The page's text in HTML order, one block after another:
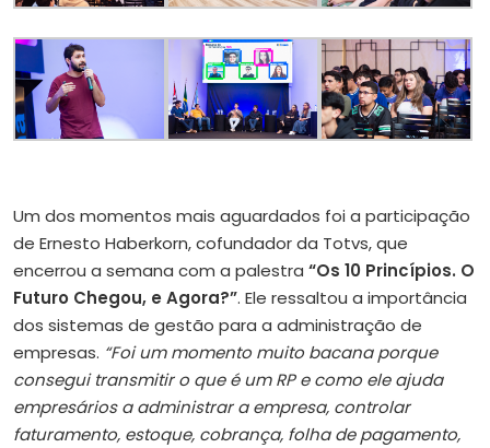
Um dos momentos mais aguardados foi a participação
de Ernesto Haberkorn, cofundador da Totvs, que
encerrou a semana com a palestra “Os 10 Princípios. O
Futuro Chegou, e Agora?”. Ele ressaltou a importância
dos sistemas de gestão para a administração de
empresas. “Foi um momento muito bacana porque
consegui transmitir o que é um RP e como ele ajuda
empresários a administrar a empresa, controlar
faturamento, estoque, cobrança, folha de pagamento,